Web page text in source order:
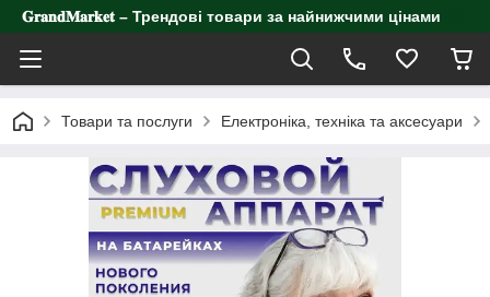
𝐆𝐫𝐚𝐧𝐝𝐌𝐚𝐫𝐤𝐞𝐭 – Трендові товари за найнижчими цінами
Товари та послуги Електроніка, техніка та аксесуари